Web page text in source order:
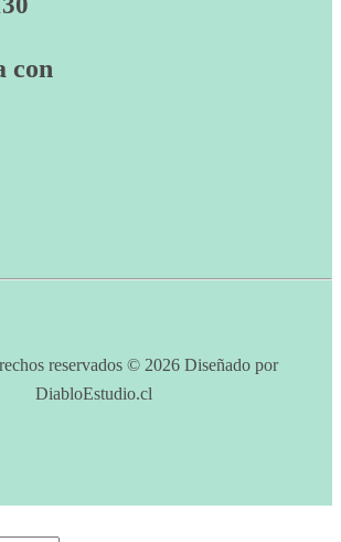
con
reservados © 2026 Diseñado por
DiabloEstudio.cl